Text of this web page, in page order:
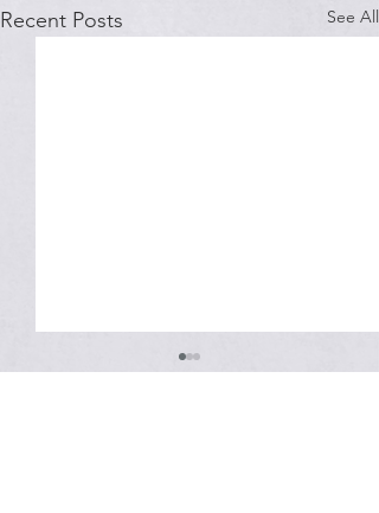
Recent Posts See All